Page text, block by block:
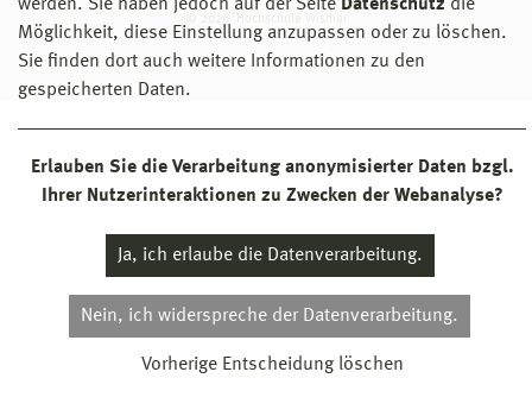
werden. Sie haben jedoch auf der Seite Datenschutz die
Möglichkeit, diese Einstellung anzupassen oder zu löschen.
Sie finden dort auch weitere Informationen zu den
gespeicherten Daten.
Erlauben Sie die Verarbeitung anonymisierter Daten bzgl.
Ihrer Nutzerinteraktionen zu Zwecken der Webanalyse?
Ja, ich erlaube die Datenverarbeitung.
Nein, ich widerspreche der Datenverarbeitung.
Vorherige Entscheidung löschen